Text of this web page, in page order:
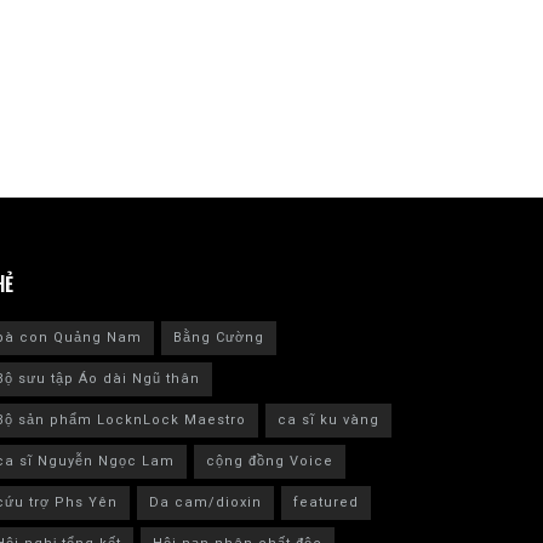
con Quảng Nam
Bằng Cường
sưu tập Áo dài Ngũ thân
sản phẩm LocknLock Maestro
ca sĩ ku vàng
sĩ Nguyễn Ngọc Lam
cộng đồng Voice
trợ Phs Yên
Da cam/dioxin
featured